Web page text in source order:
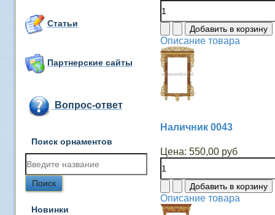
Статьи
Партнерские сайты
Вопрос-ответ
Поиск орнаментов
Новинки
Описание товара
Наличник 0043
Цена: 550,00 руб
Описание товара